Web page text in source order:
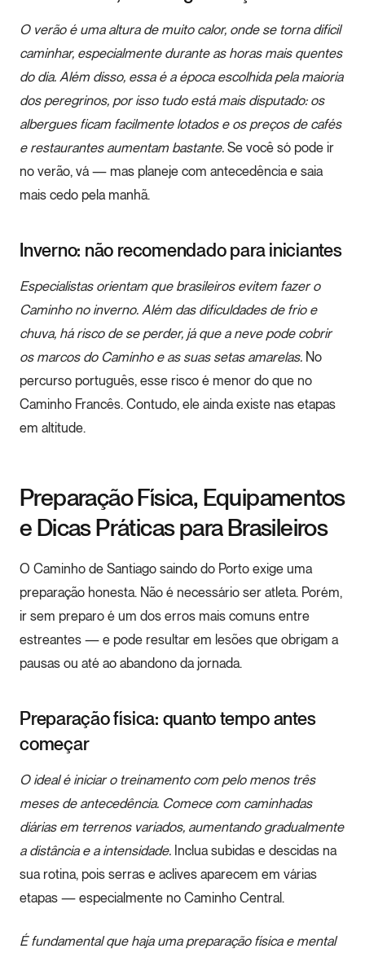
O verão é uma altura de muito calor, onde se torna difícil
caminhar, especialmente durante as horas mais quentes
do dia. Além disso, essa é a época escolhida pela maioria
dos peregrinos, por isso tudo está mais disputado: os
albergues ficam facilmente lotados e os preços de cafés
e restaurantes aumentam bastante. Se você só pode ir
no verão, vá — mas planeje com antecedência e saia
mais cedo pela manhã.
Inverno: não recomendado para iniciantes
Especialistas orientam que brasileiros evitem fazer o
Caminho no inverno. Além das dificuldades de frio e
chuva, há risco de se perder, já que a neve pode cobrir
os marcos do Caminho e as suas setas amarelas. No
percurso português, esse risco é menor do que no
Caminho Francês. Contudo, ele ainda existe nas etapas
em altitude.
Preparação Física, Equipamentos
e Dicas Práticas para Brasileiros
O Caminho de Santiago saindo do Porto exige uma
preparação honesta. Não é necessário ser atleta. Porém,
ir sem preparo é um dos erros mais comuns entre
estreantes — e pode resultar em lesões que obrigam a
pausas ou até ao abandono da jornada.
Preparação física: quanto tempo antes
começar
O ideal é iniciar o treinamento com pelo menos três
meses de antecedência. Comece com caminhadas
diárias em terrenos variados, aumentando gradualmente
a distância e a intensidade. Inclua subidas e descidas na
sua rotina, pois serras e aclives aparecem em várias
etapas — especialmente no Caminho Central.
É fundamental que haja uma preparação física e mental